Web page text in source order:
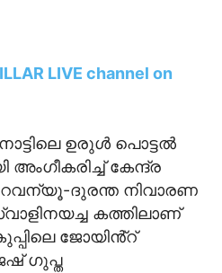
LIVE channel on
ഉരുൾ പൊട്ടൽ
കേന്ദ്ര
ദുരന്ത നിവാരണ
കത്തിലാണ്
ജോയിൻ്റ്
ഗുപ്ത